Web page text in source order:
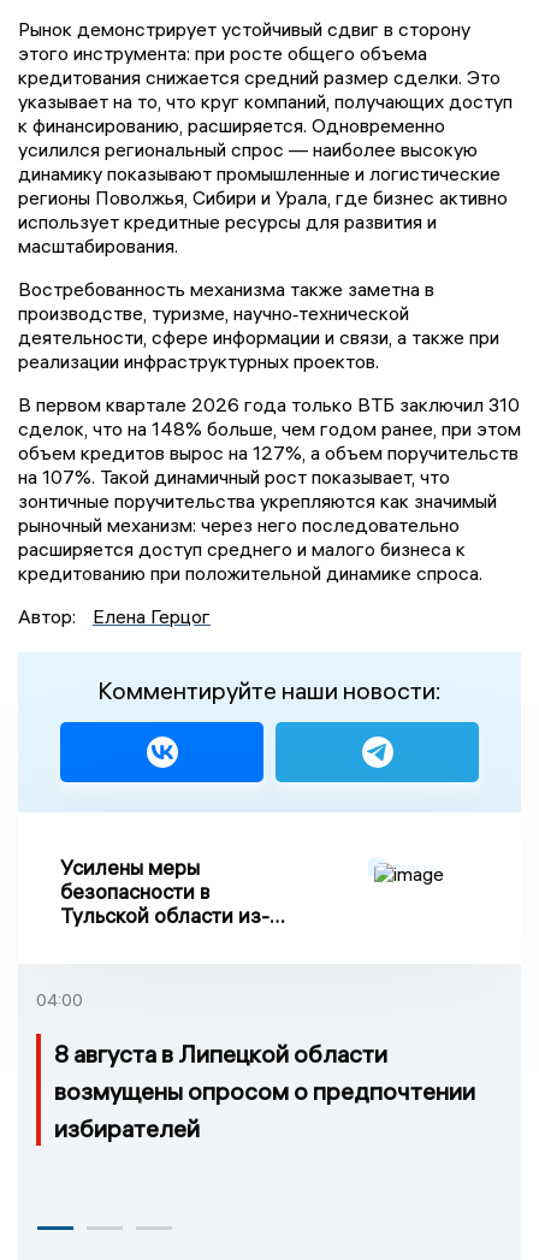
Рынок демонстрирует устойчивый сдвиг в сторону
этого инструмента: при росте общего объема
кредитования снижается средний размер сделки. Это
указывает на то, что круг компаний, получающих доступ
к финансированию, расширяется. Одновременно
усилился региональный спрос — наиболее высокую
динамику показывают промышленные и логистические
регионы Поволжья, Сибири и Урала, где бизнес активно
использует кредитные ресурсы для развития и
масштабирования.
Востребованность механизма также заметна в
производстве, туризме, научно‑технической
деятельности, сфере информации и связи, а также при
реализации инфраструктурных проектов.
В первом квартале 2026 года только ВТБ заключил 310
сделок, что на 148% больше, чем годом ранее, при этом
объем кредитов вырос на 127%, а объем поручительств
на 107%. Такой динамичный рост показывает, что
зонтичные поручительства укрепляются как значимый
рыночный механизм: через него последовательно
расширяется доступ среднего и малого бизнеса к
кредитованию при положительной динамике спроса.
Автор:
Елена Герцог
Комментируйте наши новости:
Усилены меры
безопасности в
Тульской области из-за
04:00
8 августа в Липецкой области
возмущены опросом о предпочтении
избирателей